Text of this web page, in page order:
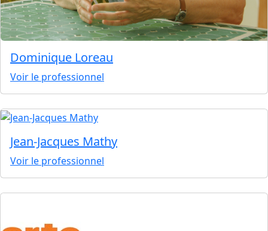
Dominique Loreau
Voir le professionnel
Jean-Jacques Mathy
Voir le professionnel